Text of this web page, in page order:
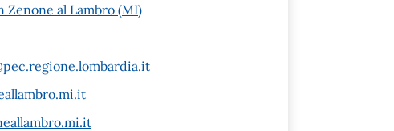
Zenone al Lambro (MI)